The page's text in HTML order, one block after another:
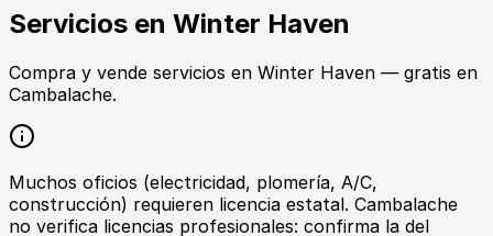
Servicios en Winter Haven
Compra y vende servicios en Winter Haven — gratis en
Cambalache.
Muchos oficios (electricidad, plomería, A/C,
construcción) requieren licencia estatal. Cambalache
no verifica licencias profesionales: confirma la del